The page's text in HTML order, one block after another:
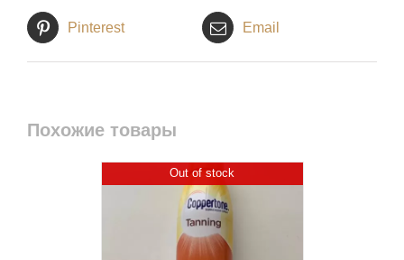
Pinterest Email
Похожие товары
Out of stock